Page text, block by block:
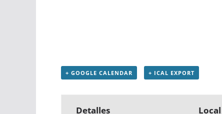
+ GOOGLE CALENDAR + ICAL EXPORT
Detalles Local